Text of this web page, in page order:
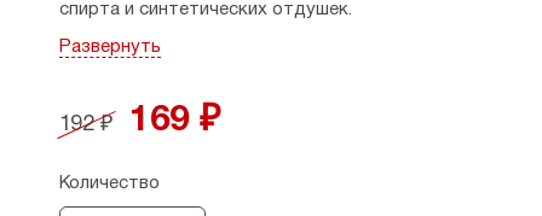
спирта и синтетических отдушек.
Благодаря компактному размеру может быть
следует умеренно дозировать концентрацию во
избежание ухудшения самочувствия и других
Размеры: высота флакона - 5 см; ширина - 2 см.
Развернуть
192 ₽ 169 ₽
Количество